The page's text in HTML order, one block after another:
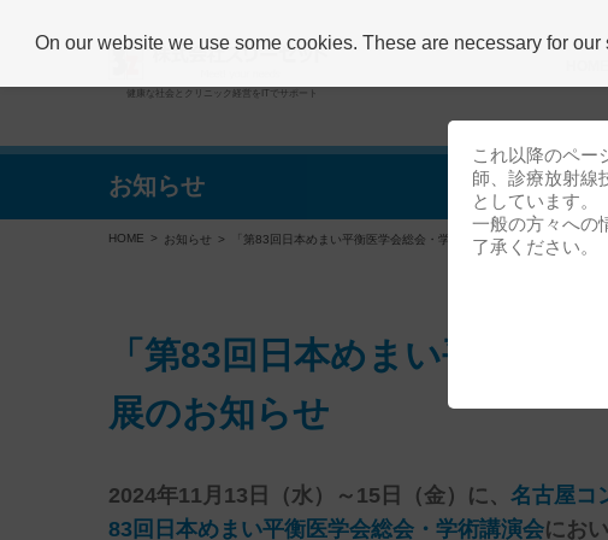
健康な社会とクリニック経営をITでサポート
お知らせ
HOME お知らせ 「第83回日本めまい平衡医学会総会・学術講演会」企業展示出展のお
「第83回日本めまい平衡医学
展のお知らせ
2024年11月13日（水）～15日（金） に、 名古屋コ
83回日本めまい平衡医学会総会・学術講演会にお
これ以降のペー
師、診療放射線
としています。
一般の方々への
了承ください。
On our website we use some cookies. These are necessary for